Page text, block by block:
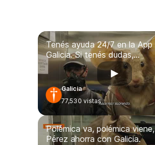
Tenés ayuda 24/7 en la App
Galicia. Si tenés dudas,
estamos para vos.
Galicia
77,530 vistas
Polémica va, polémica viene,
Pérez ahorra con Galicia.